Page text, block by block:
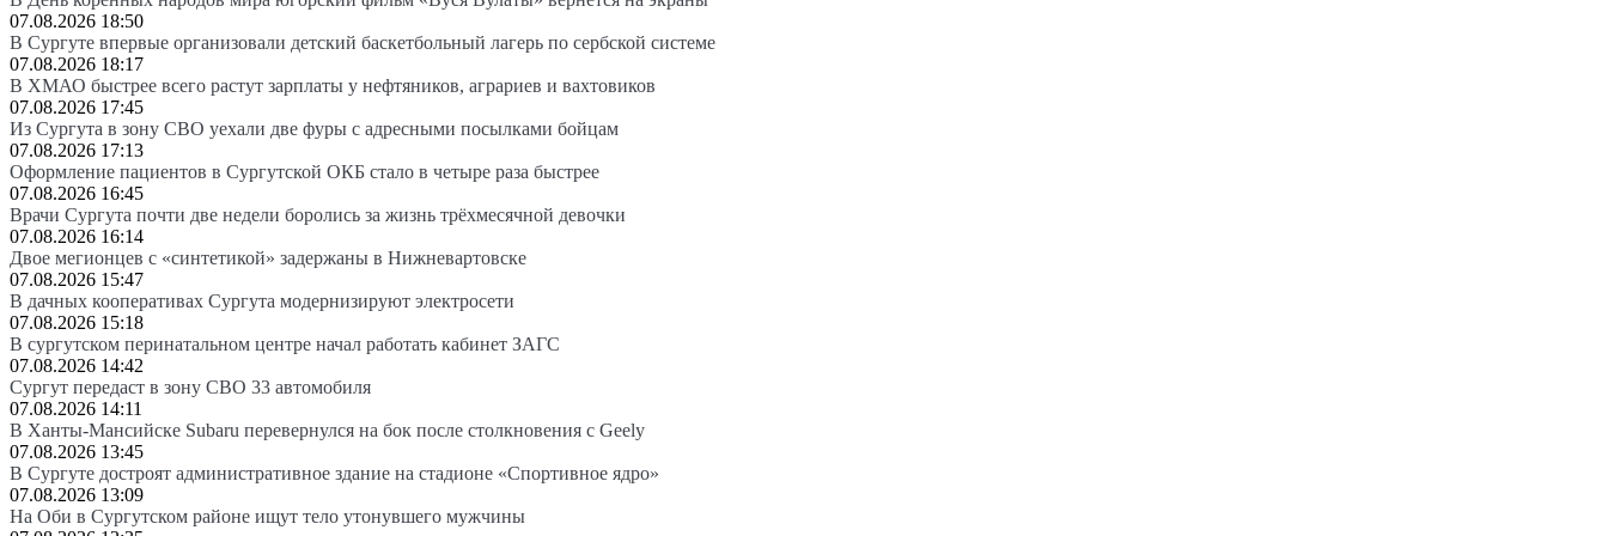
07.08.2026 18:50
В Сургуте впервые организовали детский баскетбольный лагерь по сербской системе
07.08.2026 18:17
В ХМАО быстрее всего растут зарплаты у нефтяников, аграриев и вахтовиков
07.08.2026 17:45
Из Сургута в зону СВО уехали две фуры с адресными посылками бойцам
07.08.2026 17:13
Оформление пациентов в Сургутской ОКБ стало в четыре раза быстрее
07.08.2026 16:45
Врачи Сургута почти две недели боролись за жизнь трёхмесячной девочки
07.08.2026 16:14
Двое мегионцев с «синтетикой» задержаны в Нижневартовске
07.08.2026 15:47
В дачных кооперативах Сургута модернизируют электросети
07.08.2026 15:18
В сургутском перинатальном центре начал работать кабинет ЗАГС
07.08.2026 14:42
Сургут передаст в зону СВО 33 автомобиля
07.08.2026 14:11
В Ханты-Мансийске Subaru перевернулся на бок после столкновения с Geely
07.08.2026 13:45
В Сургуте достроят административное здание на стадионе «Спортивное ядро»
07.08.2026 13:09
На Оби в Сургутском районе ищут тело утонувшего мужчины